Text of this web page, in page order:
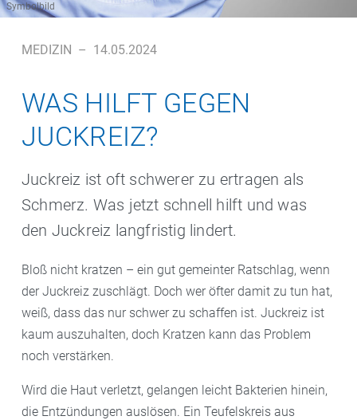
Symbolbild
MEDIZIN – 14.05.2024
WAS HILFT GEGEN
JUCKREIZ?
Juckreiz ist oft schwerer zu ertragen als
Schmerz. Was jetzt schnell hilft und was
den Juckreiz langfristig lindert.
Bloß nicht kratzen – ein gut gemeinter Ratschlag, wenn
der Juckreiz zuschlägt. Doch wer öfter damit zu tun hat,
weiß, dass das nur schwer zu schaffen ist. Juckreiz ist
kaum auszuhalten, doch Kratzen kann das Problem
noch verstärken.
Wird die Haut verletzt, gelangen leicht Bakterien hinein,
die Entzündungen auslösen. Ein Teufelskreis aus